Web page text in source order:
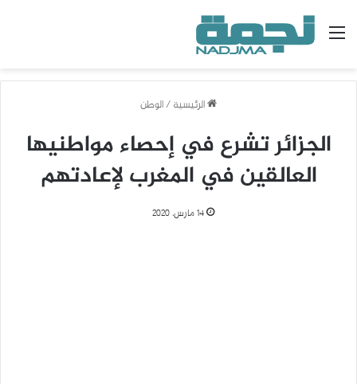
القائمة
الرئيسية/الوطن
الجزائر تشرع في إحصاء مواطنيها
العالقين في المغرب لإعادتهم
14 مارس، 2020